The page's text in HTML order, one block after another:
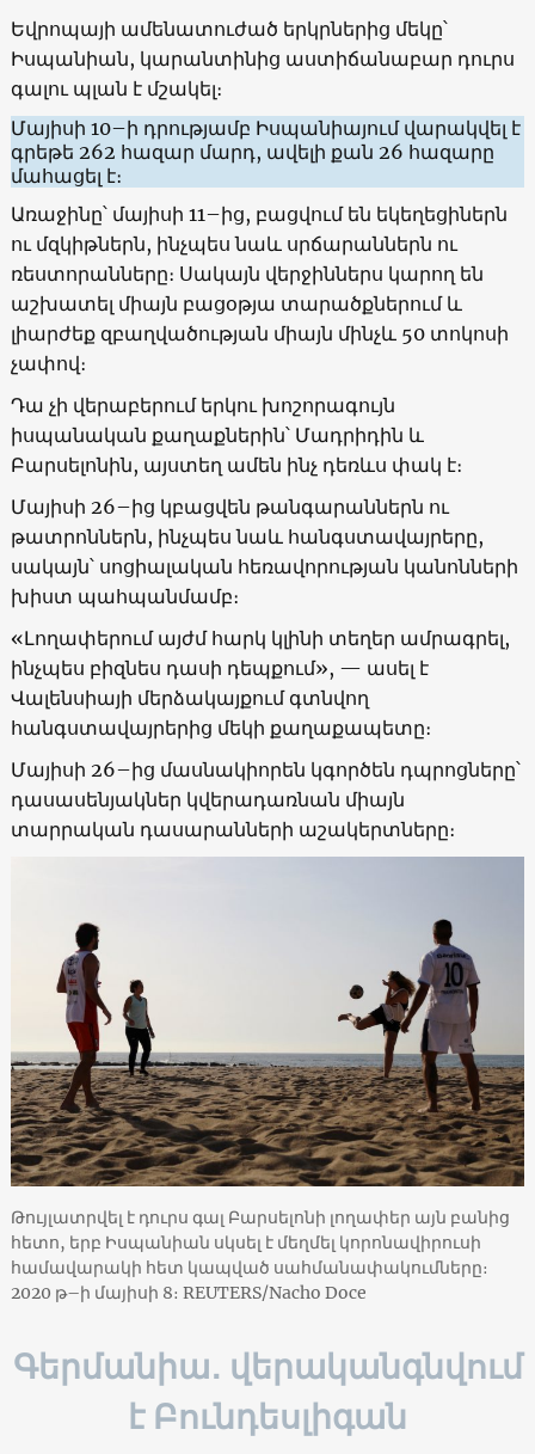
Եվրոպայի ամենատուժած երկրներից մեկը՝
Իսպանիան, կարանտինից աստիճանաբար դուրս
գալու պլան է մշակել։
Մայիսի 10–ի դրությամբ Իսպանիայում վարակվել է
գրեթե 262 հազար մարդ, ավելի քան 26 հազարը
մահացել է։
Առաջինը՝ մայիսի 11–ից, բացվում են եկեղեցիներն
ու մզկիթներն, ինչպես նաև սրճարաններն ու
ռեստորանները։ Սակայն վերջիններս կարող են
աշխատել միայն բացօթյա տարածքներում և
լիարժեք զբաղվածության միայն մինչև 50 տոկոսի
չափով։
Դա չի վերաբերում երկու խոշորագույն
իսպանական քաղաքներին՝ Մադրիդին և
Բարսելոնին, այստեղ ամեն ինչ դեռևս փակ է։
Մայիսի 26–ից կբացվեն թանգարաններն ու
թատրոններն, ինչպես նաև հանգստավայրերը,
սակայն՝ սոցիալական հեռավորության կանոնների
խիստ պահպանմամբ։
«Լողափերում այժմ հարկ կլինի տեղեր ամրագրել,
ինչպես բիզնես դասի դեպքում», — ասել է
Վալենսիայի մերձակայքում գտնվող
հանգստավայրերից մեկի քաղաքապետը։
Մայիսի 26–ից մասնակիորեն կգործեն դպրոցները՝
դասասենյակներ կվերադառնան միայն
տարրական դասարանների աշակերտները։
Թույլատրվել է դուրս գալ Բարսելոնի լողափեր այն բանից
հետո, երբ Իսպանիան սկսել է մեղմել կորոնավիրուսի
համավարակի հետ կապված սահմանափակումները։
2020 թ–ի մայիսի 8։ REUTERS/Nacho Doce
Գերմանիա․ վերականգնվում
է Բունդեսլիգան